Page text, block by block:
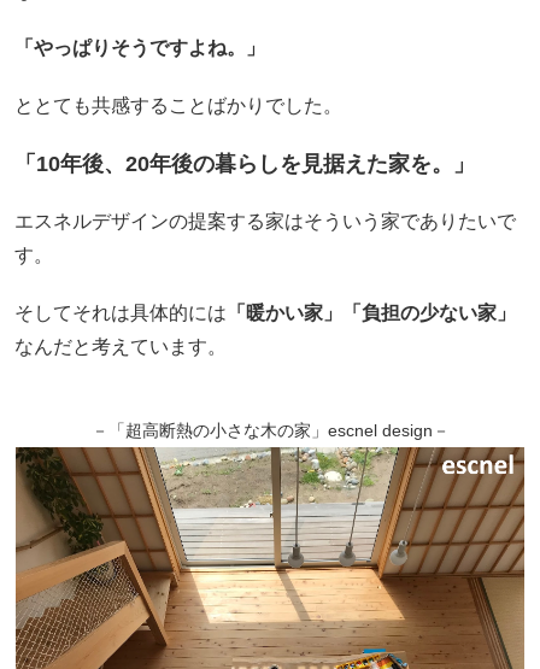
「やっぱりそうですよね。」
ととても共感することばかりでした。
「10年後、20年後の暮らしを見据えた家を。」
エスネルデザインの提案する家はそういう家でありたいで
す。
そしてそれは具体的には 「暖かい家」「負担の少ない家」
なんだと考えています。
－「超高断熱の小さな木の家」escnel design－